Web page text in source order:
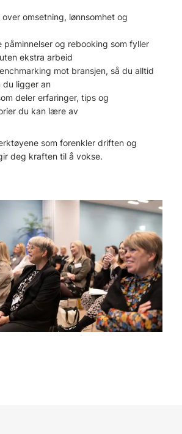
over omsetning, lønnsomhet og
påminnelser og rebooking som fyller
ekstra arbeid
mot bransjen, så du alltid
du ligger an
deler erfaringer, tips og
du kan lære av
som forenkler driften og
deg kraften til å vokse.